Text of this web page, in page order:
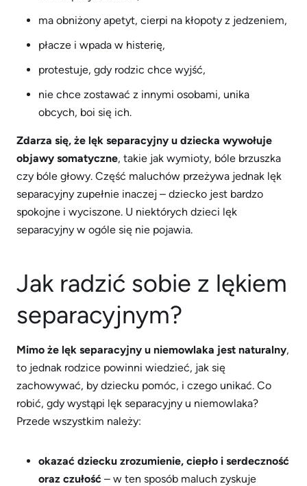
ma obniżony apetyt, cierpi na kłopoty z jedzeniem,
płacze i wpada w histerię,
protestuje, gdy rodzic chce wyjść,
nie chce zostawać z innymi osobami, unika
obcych, boi się ich.
Zdarza się, że lęk separacyjny u dziecka wywołuje
objawy somatyczne, takie jak wymioty, bóle brzuszka
czy bóle głowy. Część maluchów przeżywa jednak lęk
separacyjny zupełnie inaczej – dziecko jest bardzo
spokojne i wyciszone. U niektórych dzieci lęk
separacyjny w ogóle się nie pojawia.
Jak radzić sobie z lękiem
separacyjnym?
Mimo że lęk separacyjny u niemowlaka jest naturalny,
to jednak rodzice powinni wiedzieć, jak się
zachowywać, by dziecku pomóc, i czego unikać. Co
robić, gdy wystąpi lęk separacyjny u niemowlaka?
Przede wszystkim należy:
okazać dziecku zrozumienie, ciepło i serdeczność
oraz czułość – w ten sposób maluch zyskuje